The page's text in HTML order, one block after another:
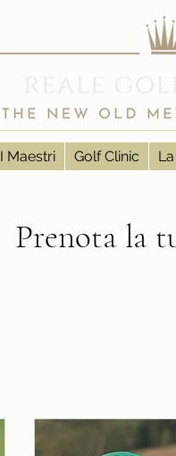
I Maestri Golf Clinic
Prenota la